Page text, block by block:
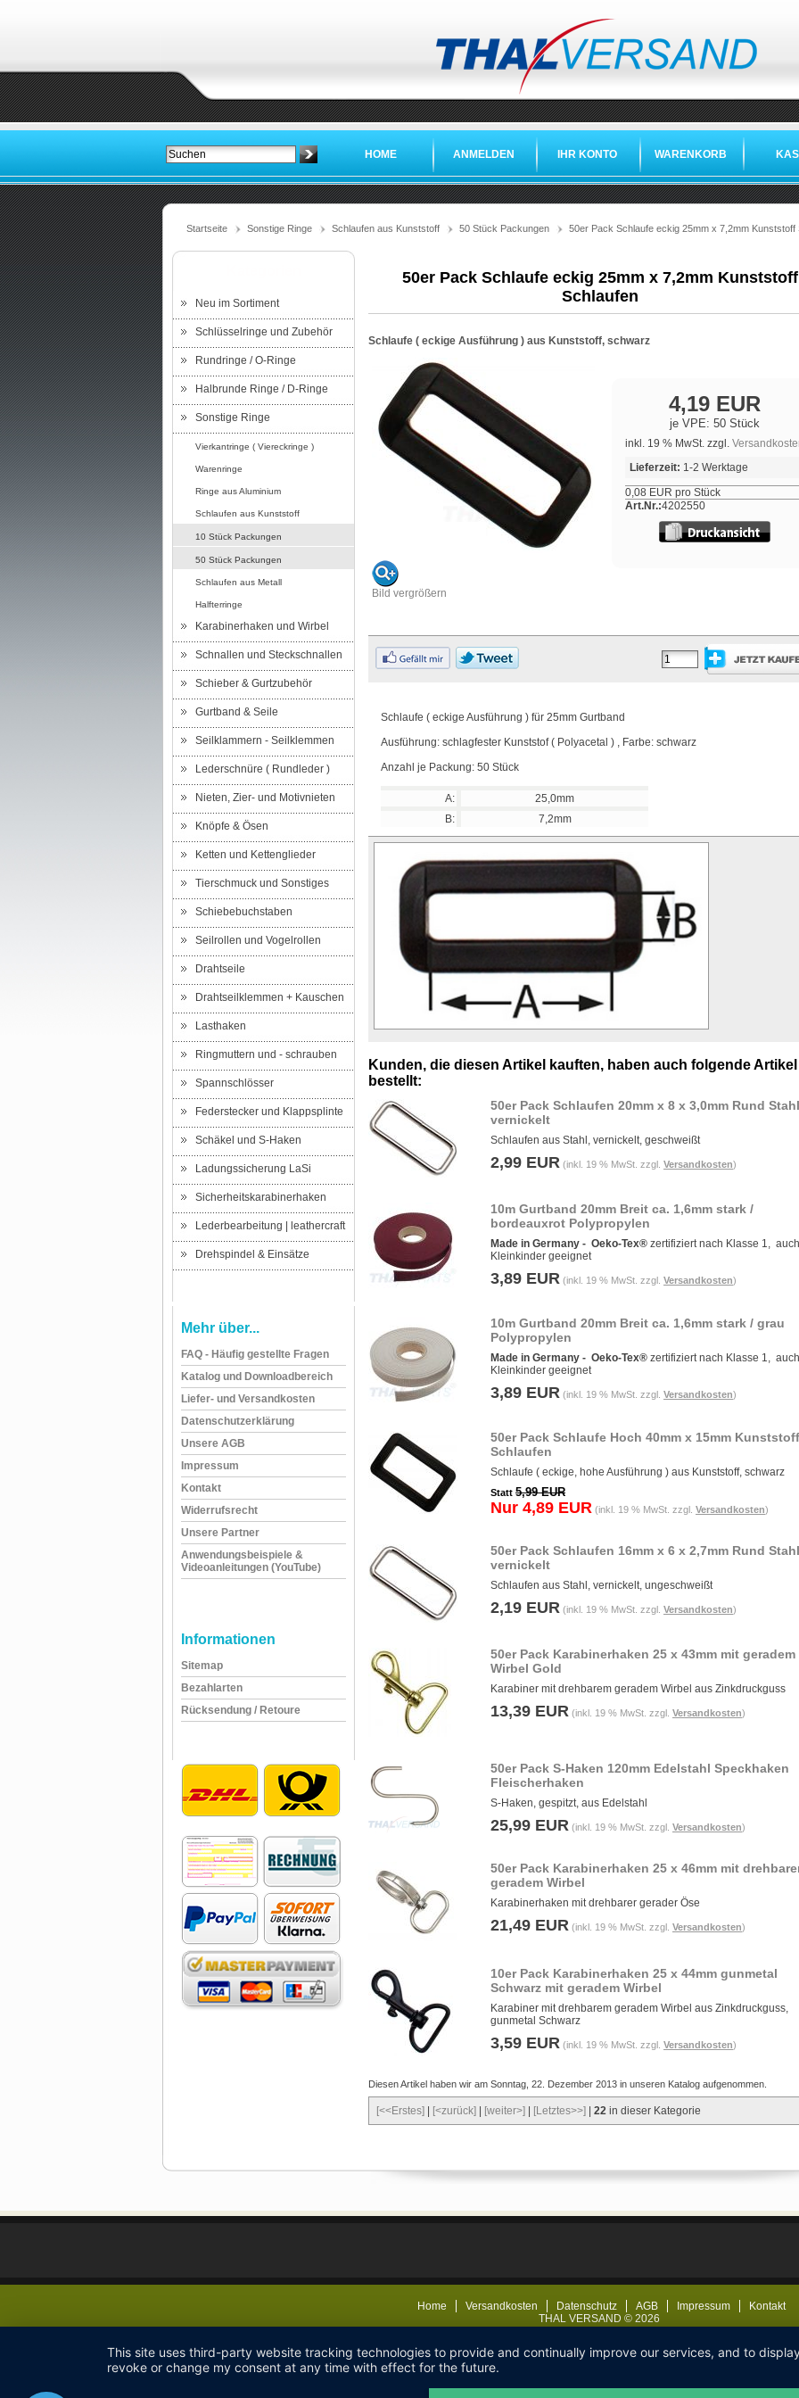
HOME ANMELDEN IHR KONTO WARENKORB
Startseite Sonstige Ringe Schlaufen aus Kunststoff 50 Stück Packungen 50er Pack Schlaufe eckig 25mm x 7,2mm Kunststoff
Neu im Sortiment
Schlüsselringe und Zubehör
Rundringe / O-Ringe
Halbrunde Ringe / D-Ringe
Sonstige Ringe
Vierkantringe ( Viereckringe )
Warenringe
Ringe aus Aluminium
Schlaufen aus Kunststoff
10 Stück Packungen
50 Stück Packungen
Schlaufen aus Metall
Halfterringe
Karabinerhaken und Wirbel
Schnallen und Steckschnallen
Schieber & Gurtzubehör
Gurtband & Seile
Seilklammern - Seilklemmen
Lederschnüre ( Rundleder )
Nieten, Zier- und Motivnieten
Knöpfe & Ösen
Ketten und Kettenglieder
Tierschmuck und Sonstiges
Schiebebuchstaben
Seilrollen und Vogelrollen
Drahtseile
Drahtseilklemmen + Kauschen
Lasthaken
Ringmuttern und - schrauben
Spannschlösser
Federstecker und Klappsplinte
Schäkel und S-Haken
Ladungssicherung LaSi
Sicherheitskarabinerhaken
Lederbearbeitung | leathercraft
Drehspindel & Einsätze
Mehr über...
FAQ - Häufig gestellte Fragen
Katalog und Downloadbereich
Liefer- und Versandkosten
Datenschutzerklärung
Unsere AGB
Impressum
Kontakt
Widerrufsrecht
Unsere Partner
Anwendungsbeispiele &
Videoanleitungen (YouTube)
Informationen
Sitemap
Bezahlarten
Rücksendung / Retoure
50er Pack Schlaufe eckig 25mm x 7,2mm Kunststoff
Schlaufen
Schlaufe ( eckige Ausführung ) aus Kunststoff, schwarz
Bild vergrößern
4,19 EUR
je VPE: 50 Stück
inkl. 19 % MwSt. zzgl.
Lieferzeit: 1-2 Werktage
0,08 EUR pro Stück
Art.Nr.:4202550
Schlaufe ( eckige Ausführung ) für 25mm Gurtband
Ausführung: schlagfester Kunststof ( Polyacetal ) , Farbe: schwarz
Anzahl je Packung: 50 Stück
A:
25,0mm
B:
7,2mm
Kunden, die diesen Artikel kauften, haben auch folgende Artikel
bestellt:
50er Pack Schlaufen 20mm x 8 x 3,0mm Rund
vernickelt
Schlaufen aus Stahl, vernickelt, geschweißt
2,99 EUR (inkl. 19 % MwSt. zzgl. Versandkosten)
10m Gurtband 20mm Breit ca. 1,6mm stark /
bordeauxrot Polypropylen
Made in Germany - Oeko-Tex® zertifiziert nach Klasse 1,
Kleinkinder geeignet
3,89 EUR (inkl. 19 % MwSt. zzgl. Versandkosten)
10m Gurtband 20mm Breit ca. 1,6mm stark / grau
Polypropylen
Made in Germany - Oeko-Tex® zertifiziert nach Klasse 1,
Kleinkinder geeignet
3,89 EUR (inkl. 19 % MwSt. zzgl. Versandkosten)
50er Pack Schlaufe Hoch 40mm x 15mm Kunststoff
Schlaufen
Schlaufe ( eckige, hohe Ausführung ) aus Kunststoff, schwarz
Statt 5,99 EUR
Nur 4,89 EUR (inkl. 19 % MwSt. zzgl. Versandkosten)
50er Pack Schlaufen 16mm x 6 x 2,7mm Rund
vernickelt
Schlaufen aus Stahl, vernickelt, ungeschweißt
2,19 EUR (inkl. 19 % MwSt. zzgl. Versandkosten)
50er Pack Karabinerhaken 25 x 43mm mit geradem
Wirbel Gold
Karabiner mit drehbarem geradem Wirbel aus Zinkdruckguss
13,39 EUR (inkl. 19 % MwSt. zzgl. Versandkosten)
50er Pack S-Haken 120mm Edelstahl Speckhaken
Fleischerhaken
S-Haken, gespitzt, aus Edelstahl
25,99 EUR (inkl. 19 % MwSt. zzgl. Versandkosten)
50er Pack Karabinerhaken 25 x 46mm mit
geradem Wirbel
Karabinerhaken mit drehbarer gerader Öse
21,49 EUR (inkl. 19 % MwSt. zzgl. Versandkosten)
10er Pack Karabinerhaken 25 x 44mm gunmetal
Schwarz mit geradem Wirbel
Karabiner mit drehbarem geradem Wirbel aus Zinkdruckguss,
gunmetal Schwarz
3,59 EUR (inkl. 19 % MwSt. zzgl. Versandkosten)
Diesen Artikel haben wir am Sonntag, 22. Dezember 2013 in unseren Katalog aufgenommen.
[<<Erstes] [<zurück] [weiter>] [Letztes>>] 22 in dieser Kategorie
Home Versandkosten Datenschutz AGB Impressum
Kontakt
THAL VERSAND © 2026
This site uses third-party website tracking technologies to provide and continually improve our services, and to
revoke or change my consent at any time with effect for the future.